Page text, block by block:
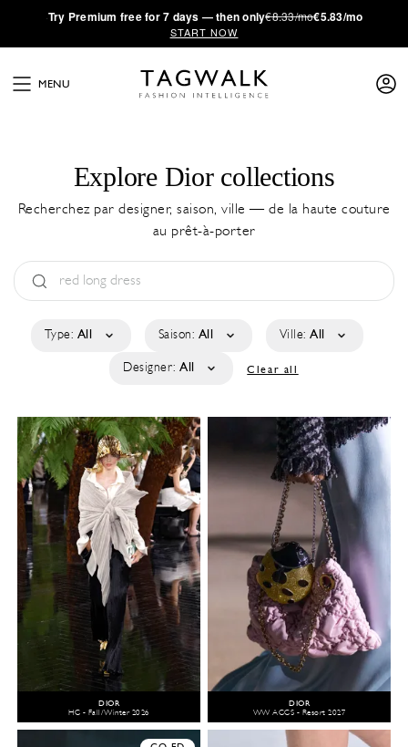
·Try Premium free for 7 days — then only€8.33/mo€5.83/mo
START NOW
MENU
Explore Dior collections
Recherchez par designer, saison, ville — de la haute couture
au prêt-à-porter
Type: All Saison: All Ville: All
Designer: All Clear all
DIOR
HC - Fall/Winter 2026
DIOR
WW ACCS - Resort 2027